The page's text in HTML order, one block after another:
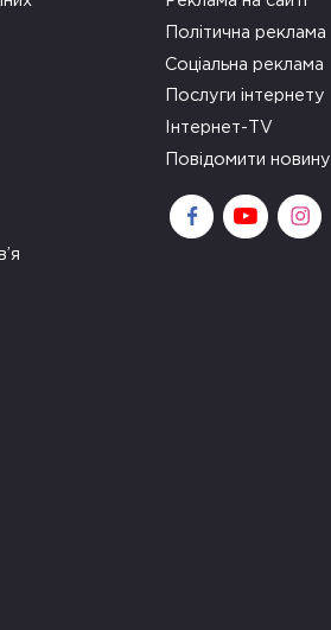
Політична реклама
Соціальна реклама
Послуги інтернету
Інтернет-TV
Повідомити новину